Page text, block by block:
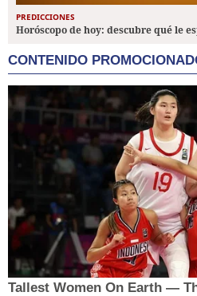
PREDICCIONES
Horóscopo de hoy: descubre qué le
CONTENIDO
Tallest Women On Earth —